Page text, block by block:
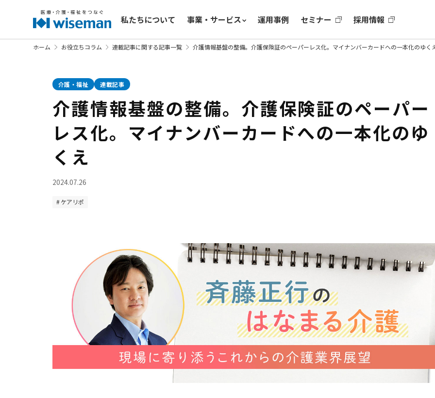
私たちについて 事業・サービス 運用事例 セミナー 採用情報
ホーム お役立ちコラム 連載記事に関する記事一覧 介護情報基盤の整備。介護保険証のペーパーレス化。マイナンバーカードへの一本化のゆく
介護・福祉 連載記事
介護情報基盤の整備。介護保険証のペーパー
レス化。マイナンバーカードへの一本化のゆ
くえ
2024.07.26
ケアリポ